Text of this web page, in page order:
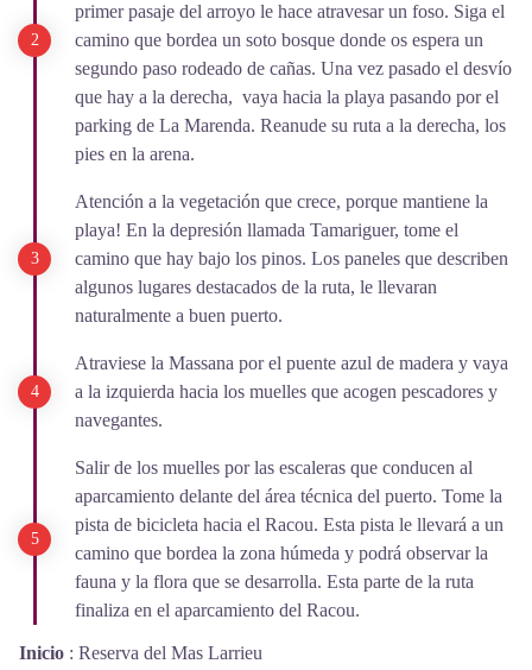
primer pasaje del arroyo le hace atravesar un foso. Siga el
camino que bordea un soto bosque donde os espera un
segundo paso rodeado de cañas. Una vez pasado el desvío
que hay a la derecha, vaya hacia la playa pasando por el
parking de La Marenda. Reanude su ruta a la derecha, los
pies en la arena.
Atención a la vegetación que crece, porque mantiene la
playa! En la depresión llamada Tamariguer, tome el
camino que hay bajo los pinos. Los paneles que describen
algunos lugares destacados de la ruta, le llevaran
naturalmente a buen puerto.
Atraviese la Massana por el puente azul de madera y vaya
a la izquierda hacia los muelles que acogen pescadores y
navegantes.
Salir de los muelles por las escaleras que conducen al
aparcamiento delante del área técnica del puerto. Tome la
pista de bicicleta hacia el Racou. Esta pista le llevará a un
camino que bordea la zona húmeda y podrá observar la
fauna y la flora que se desarrolla. Esta parte de la ruta
finaliza en el aparcamiento del Racou.
Inicio : Reserva del Mas Larrieu